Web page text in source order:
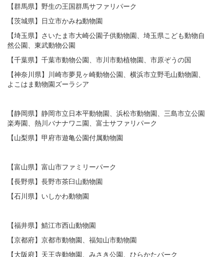
【群馬県】野生の王国群馬サファリパーク
【茨城県】日立市かみね動物園
【埼玉県】さいたま市大崎公園子供動物園、埼玉県こども動物自
然公園、東武動物公園
【千葉県】千葉市動物公園、市川市動植物園、市原ぞうの国
【神奈川県】川崎市夢見ヶ崎動物公園、横浜市立野毛山動物園、
よこはま動物園ズーラシア
【静岡県】静岡市立日本平動物園、浜松市動物園、三島市立公園
楽寿園、熱川バナナワニ園、富士サファリパーク
【山梨県】甲府市遊亀公園付属動物園
【富山県】富山市ファミリーパーク
【長野県】長野市茶臼山動物園
【石川県】いしかわ動物園
【福井県】鯖江市西山動物園
【京都府】京都市動物園、福知山市動物園
【大阪府】天王寺動物園、みさき公園、ひらかたパーク